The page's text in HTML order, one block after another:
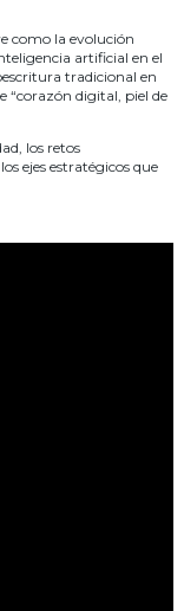
como la evolución
artificial en el
tradicional en
“corazón digital, piel de
los retos
ejes estratégicos que